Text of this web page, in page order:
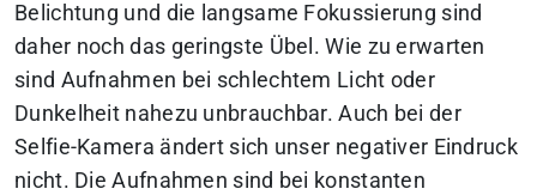
Belichtung und die langsame Fokussierung sind
daher noch das geringste Übel. Wie zu erwarten
sind Aufnahmen bei schlechtem Licht oder
Dunkelheit nahezu unbrauchbar. Auch bei der
Selfie-Kamera ändert sich unser negativer Eindruck
nicht. Die Aufnahmen sind bei konstanten